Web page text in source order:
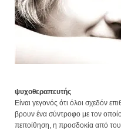
ψυχοθεραπευτής
Είναι γεγονός ότι όλοι σχεδόν
βρουν ένα σύντροφο με τον
πεποίθηση, η προσδοκία από